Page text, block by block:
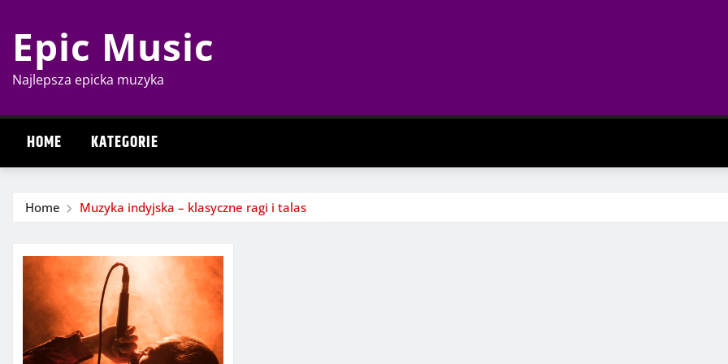
content
Epic Music
Najlepsza epicka muzyka
HOME KATEGORIE
Home Muzyka indyjska – klasyczne ragi i talas